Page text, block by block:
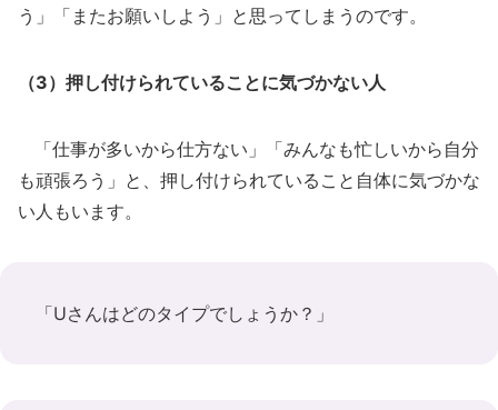
う」「またお願いしよう」と思ってしまうのです。
（3）押し付けられていることに気づかない人
「仕事が多いから仕方ない」「みんなも忙しいから自分
も頑張ろう」と、押し付けられていること自体に気づかな
い人もいます。
「Uさんはどのタイプでしょうか？」